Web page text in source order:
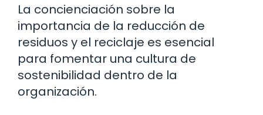
La concienciación sobre la
importancia de la reducción de
residuos y el reciclaje es esencial
para fomentar una cultura de
sostenibilidad dentro de la
organización.